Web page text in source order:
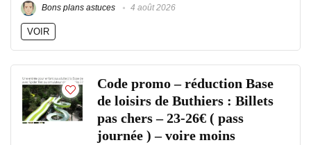
Bons plans astuces 4 août 2026
VOIR
Code promo – réduction Base
de loisirs de Buthiers : Billets
pas chers – 23-26€ ( pass
journée ) – voire moins